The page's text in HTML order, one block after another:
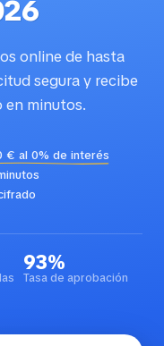
online de hasta
segura y recibe
minutos.
€ al 0% de interés
93%
Tasa de aprobación